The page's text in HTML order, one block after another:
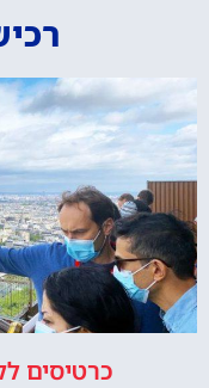
כרטיסים לקומה 2 של